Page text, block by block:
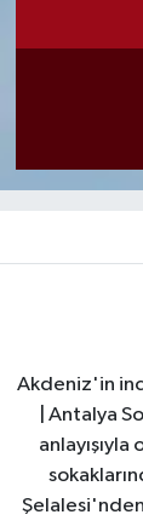
Akdeniz'in
| Antalya